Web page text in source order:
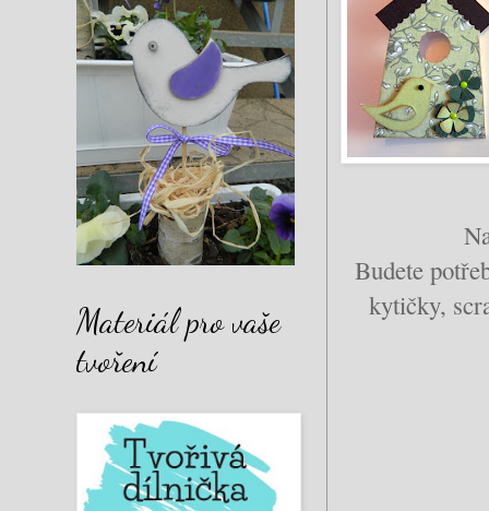
Budete
kytičky,
Materiál pro vaše
tvoření